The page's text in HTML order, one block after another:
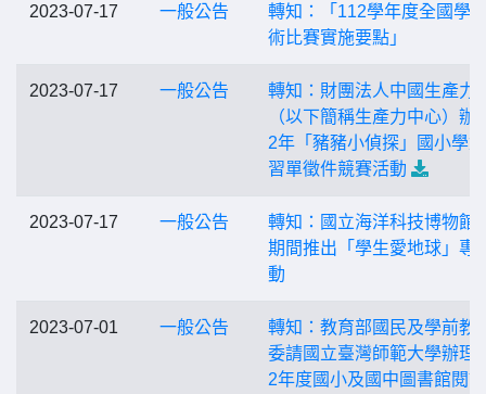
2023-07-17 一般公告
轉知：「112學年度全國學
術比賽實施要點」
2023-07-17 一般公告
轉知：財團法人中國生產力
（以下簡稱生產力中心）辦
2年「豬豬小偵探」國小學
習單徵件競賽活動
2023-07-17 一般公告
轉知：國立海洋科技博物館
期間推出「學生愛地球」專
動
2023-07-01 一般公告
轉知：教育部國民及學前教
委請國立臺灣師範大學辦理
2年度國小及國中圖書館閱